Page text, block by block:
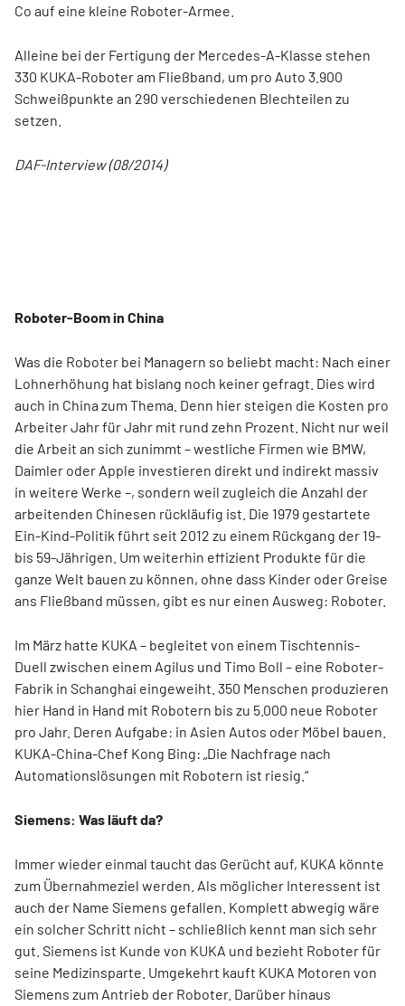
Co auf eine kleine Roboter-Armee.
Alleine bei der Fertigung der Mercedes-A-Klasse stehen
330 KUKA-Roboter am Fließband, um pro Auto 3.900
Schweißpunkte an 290 verschiedenen Blechteilen zu
setzen.
DAF-Interview (08/2014)
Roboter-Boom in China
Was die Roboter bei Managern so beliebt macht: Nach einer
Lohnerhöhung hat bislang noch keiner gefragt. Dies wird
auch in China zum Thema. Denn hier steigen die Kosten pro
Arbeiter Jahr für Jahr mit rund zehn Prozent. Nicht nur weil
die Arbeit an sich zunimmt – westliche Firmen wie BMW,
Daimler oder Apple investieren direkt und indirekt massiv
in weitere Werke –, sondern weil zugleich die Anzahl der
arbeitenden Chinesen rückläufig ist. Die 1979 gestartete
Ein-Kind-Politik führt seit 2012 zu einem Rückgang der 19-
bis 59-Jährigen. Um weiterhin effizient Produkte für die
ganze Welt bauen zu können, ohne dass Kinder oder Greise
ans Fließband müssen, gibt es nur einen Ausweg: Roboter.
Im März hatte KUKA – begleitet von einem Tischtennis-
Duell zwischen einem Agilus und Timo Boll – eine Roboter-
Fabrik in Schanghai eingeweiht. 350 Menschen produzieren
hier Hand in Hand mit Robotern bis zu 5.000 neue Roboter
pro Jahr. Deren Aufgabe: in Asien Autos oder Möbel bauen.
KUKA-China-Chef Kong Bing: „Die Nachfrage nach
Automationslösungen mit Robotern ist riesig.“
Siemens: Was läuft da?
Immer wieder einmal taucht das Gerücht auf, KUKA könnte
zum Übernahmeziel werden. Als möglicher Interessent ist
auch der Name Siemens gefallen. Komplett abwegig wäre
ein solcher Schritt nicht – schließlich kennt man sich sehr
gut. Siemens ist Kunde von KUKA und bezieht Roboter für
seine Medizinsparte. Umgekehrt kauft KUKA Motoren von
Siemens zum Antrieb der Roboter. Darüber hinaus